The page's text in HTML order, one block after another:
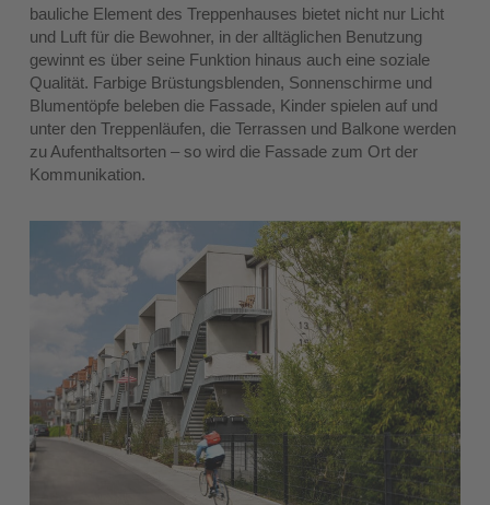
bauliche Element des Treppenhauses bietet nicht nur Licht
und Luft für die Bewohner, in der alltäglichen Benutzung
gewinnt es über seine Funktion hinaus auch eine soziale
Qualität. Farbige Brüstungsblenden, Sonnenschirme und
Blumentöpfe beleben die Fassade, Kinder spielen auf und
unter den Treppenläufen, die Terrassen und Balkone werden
zu Aufenthaltsorten – so wird die Fassade zum Ort der
Kommunikation.